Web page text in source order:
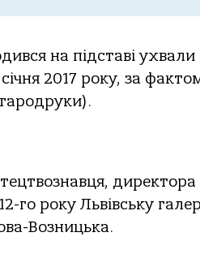
на підставі ухвали
2017 року, за
директора
го року Львівську
Возницька.